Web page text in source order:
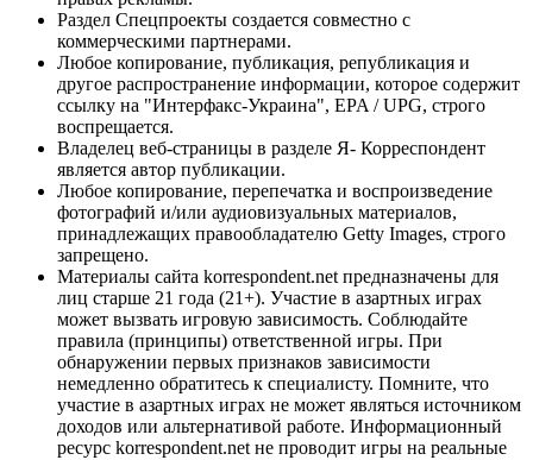
Раздел Спецпроекты создается совместно с
коммерческими партнерами.
Любое копирование, публикация, републикация и
другое распространение информации, которое содержит
ссылку на "Интерфакс-Украина", EPA / UPG, строго
воспрещается.
Владелец веб-страницы в разделе Я- Корреспондент
является автор публикации.
Любое копирование, перепечатка и воспроизведение
фотографий и/или аудиовизуальных материалов,
принадлежащих правообладателю Getty Images, строго
запрещено.
Материалы сайта korrespondent.net предназначены для
лиц старше 21 года (21+). Участие в азартных играх
может вызвать игровую зависимость. Соблюдайте
правила (принципы) ответственной игры. При
обнаружении первых признаков зависимости
немедленно обратитесь к специалисту. Помните, что
участие в азартных играх не может являться источником
доходов или альтернативой работе. Информационный
ресурс korrespondent.net не проводит игры на реальные